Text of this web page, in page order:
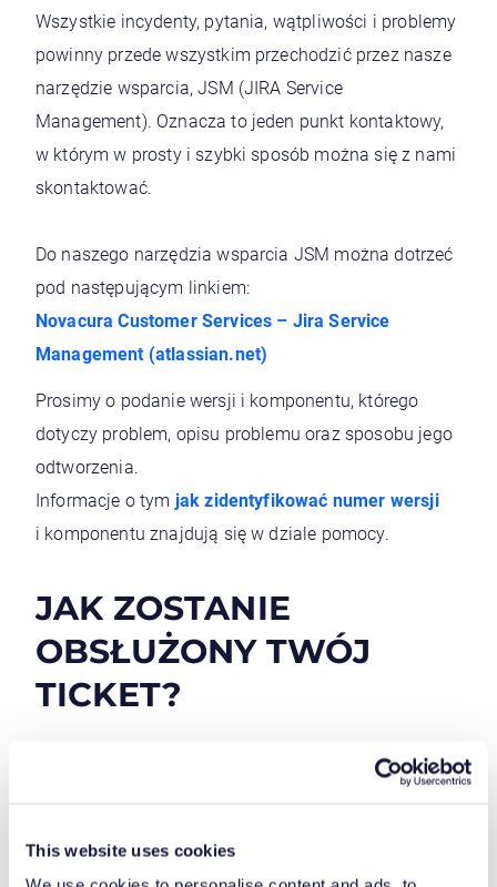
This website uses cookies
Wszystkie incydenty, pytania, wątpliwości i problemy
powinny przede wszystkim przechodzić przez nasze
narzędzie wsparcia, JSM (JIRA Service
Management). Oznacza to jeden punkt kontaktowy,
w którym w prosty i szybki sposób można się z nami
skontaktować.
Do naszego narzędzia wsparcia JSM można dotrzeć
pod następującym linkiem:
Novacura Customer Services – Jira Service
Management (atlassian.net)
Prosimy o podanie wersji i komponentu, którego
dotyczy problem, opisu problemu oraz sposobu jego
odtworzenia.
Informacje o tym jak zidentyfikować numer wersji
i komponentu znajdują się w dziale pomocy.
JAK ZOSTANIE
OBSŁUŻONY TWÓJ
TICKET?
Będziemy informować Cię na bieżąco o postępach